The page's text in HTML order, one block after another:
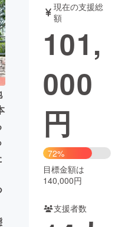
ト
書籍・雑誌
チャレンジ
CAMPFIRE Creation
コミュニティ
現在の支援総
額
101,
000
円
72%
目標金額は
140,000円
支援者数